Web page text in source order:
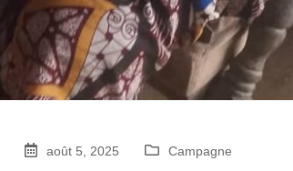
août 5, 2025
Campagne